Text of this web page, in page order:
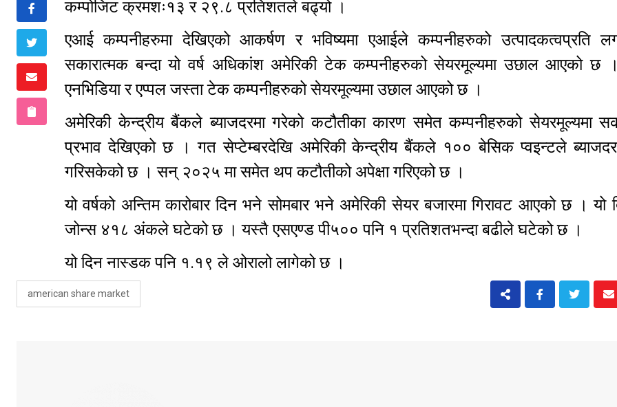
कम्पोजिट क्रमशः१३ र २९.८ प्रतिशतले बढ्यो ।
एआई कम्पनीहरुमा देखिएको आकर्षण र भविष्यमा एआईले कम्पनीहरुको उत्पादकत्वप्रति
सकारात्मक बन्दा यो वर्ष अधिकांश अमेरिकी टेक कम्पनीहरुको सेयरमूल्यमा उछाल आएको छ ।
एनभिडिया र एप्पल जस्ता टेक कम्पनीहरुको सेयरमूल्यमा उछाल आएको छ ।
अमेरिकी केन्द्रीय बैंकले ब्याजदरमा गरेको कटौतीका कारण समेत कम्पनीहरुको सेयरमूल्यमा
प्रभाव देखिएको छ । गत सेप्टेम्बरदेखि अमेरिकी केन्द्रीय बैंकले १०० बेसिक प्वइन्टले
गरिसकेको छ । सन् २०२५ मा समेत थप कटौतीको अपेक्षा गरिएको छ ।
यो वर्षको अन्तिम कारोबार दिन भने सोमबार भने अमेरिकी सेयर बजारमा गिरावट आएको छ । यो
जोन्स ४१८ अंकले घटेको छ । यस्तै एसएण्ड पी५०० पनि १ प्रतिशतभन्दा बढीले घटेको छ ।
यो दिन नास्डक पनि १.१९ ले ओरालो लागेको छ ।
american share market